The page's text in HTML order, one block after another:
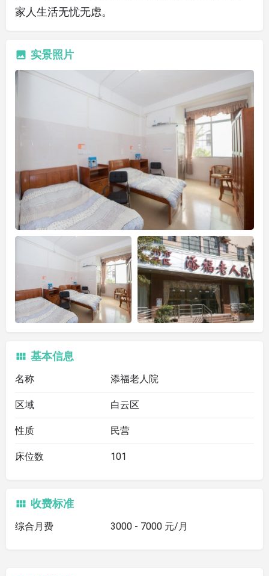
家人生活无忧无虑。
实景照片
基本信息
名称 添福老人院
区域 白云区
性质 民营
床位数 101
收费标准
综合月费 3000 - 7000 元/月